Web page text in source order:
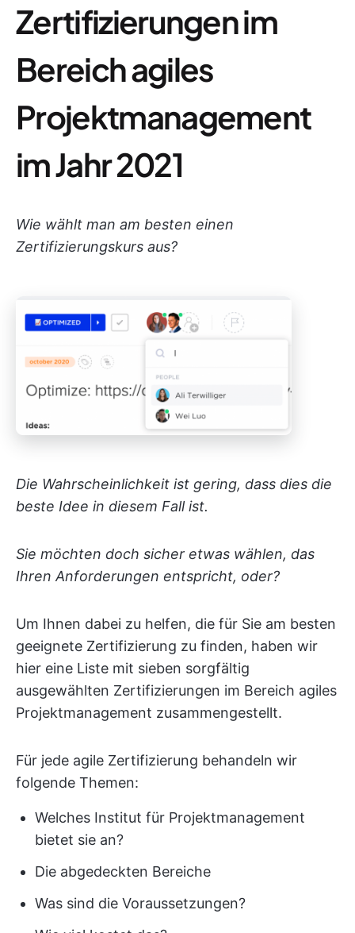
Zertifizierungen im
Bereich agiles
Projektmanagement
im Jahr 2021
Wie wählt man am besten einen
Zertifizierungskurs aus?
Die Wahrscheinlichkeit ist gering, dass dies die
beste Idee in diesem Fall ist.
Sie möchten doch sicher etwas wählen, das
Ihren Anforderungen entspricht, oder?
Um Ihnen dabei zu helfen, die für Sie am besten
geeignete Zertifizierung zu finden, haben wir
hier eine Liste mit sieben sorgfältig
ausgewählten Zertifizierungen im Bereich agiles
Projektmanagement zusammengestellt.
Für jede agile Zertifizierung behandeln wir
folgende Themen:
Welches Institut für Projektmanagement
bietet sie an?
Die abgedeckten Bereiche
Was sind die Voraussetzungen?